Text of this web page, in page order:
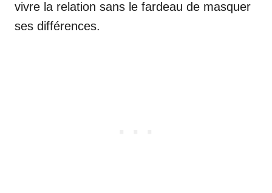
vivre la relation sans le fardeau de masquer
ses différences.